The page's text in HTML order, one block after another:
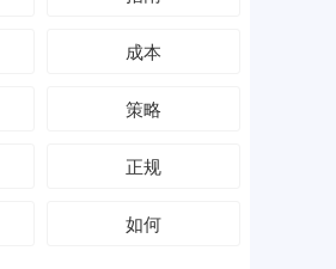
成本
策略
正规
如何